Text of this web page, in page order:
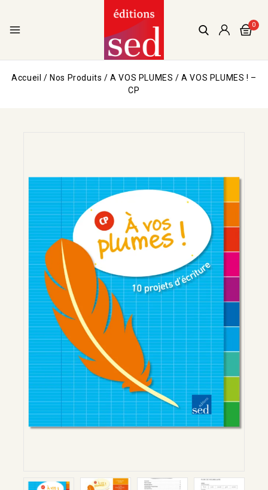
0
Accueil / Nos Produits / A VOS PLUMES / A VOS PLUMES ! –
CP